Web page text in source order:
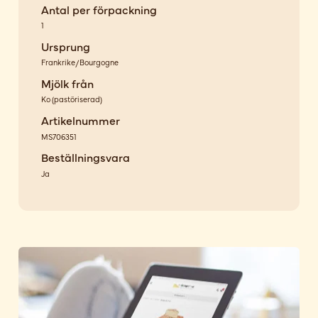
Antal per förpackning
1
Ursprung
Frankrike/Bourgogne
Mjölk från
Ko(pastöriserad)
Artikelnummer
MS706351
Beställningsvara
Ja